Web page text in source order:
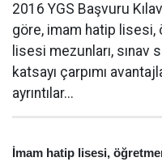
2016 YGS Başvuru
göre, imam hatip
lisesi mezunları, sınav
katsayı çarpımı
ayrıntılar...
İmam hatip lisesi,